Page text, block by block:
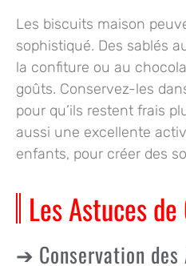
Les biscuits maison
sophistiqué. Des sablés
la confiture ou au
goûts. Conservez-les
pour qu’ils restent frais
aussi une excellente
enfants, pour créer des
Les Astuces
Conservation